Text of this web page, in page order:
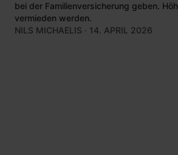
bei der Familienversicherung geben.
vermieden werden.
NILS MICHAELIS · 14. APRIL 2026